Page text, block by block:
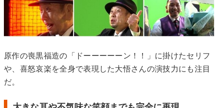
原作の喪黒福造の「ドーーーーーン！！」に掛けたセリフ
や、喜怒哀楽を全身で表現した大悟さんの演技力にも注目
だ。